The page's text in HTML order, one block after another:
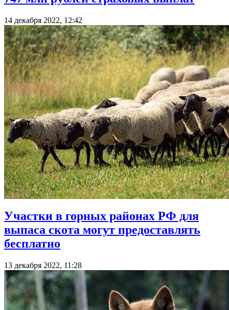
14 декабря 2022, 12:42
Участки в горных районах РФ для
выпаса скота могут предоставлять
бесплатно
13 декабря 2022, 11:28